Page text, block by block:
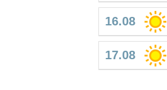
16.08
17.08